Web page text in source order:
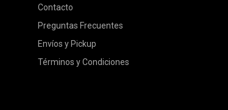
Contacto
Preguntas Frecuentes
Envíos y Pickup
Términos y Condiciones